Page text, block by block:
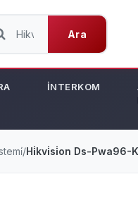
Ara
İNTERKOM
/Hi̇kvi̇si̇on Ds-Pwa96-